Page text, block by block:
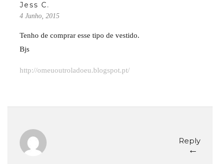
Jess C.
4 Junho, 2015
Tenho de comprar esse tipo de vestido.
Bjs
http://omeuoutroladoeu.blogspot.pt/
Reply
←